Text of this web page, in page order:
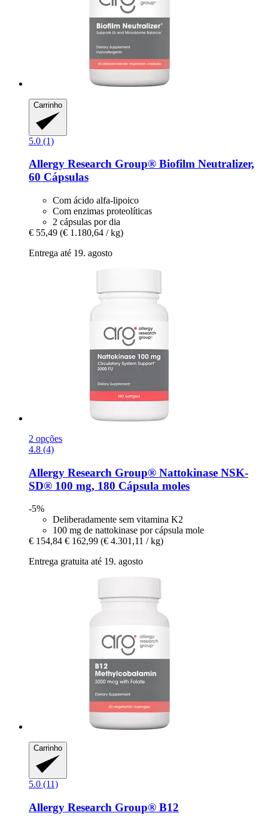
Carrinho
5.0 (1)
Allergy Research Group® Biofilm Neutralizer,
60 Cápsulas
Com ácido alfa-lipoico
Com enzimas proteolíticas
2 cápsulas por dia
€ 55,49 (€ 1.180,64 / kg)
Entrega até 19. agosto
2 opções
4.8 (4)
Allergy Research Group® Nattokinase NSK-​
SD® 100 mg, 180 Cápsula moles
-5%
Deliberadamente sem vitamina K2
100 mg de nattokinase por cápsula mole
€ 154,84 € 162,99 (€ 4.301,11 / kg)
Entrega gratuita até 19. agosto
Carrinho
5.0 (11)
Allergy Research Group® B12